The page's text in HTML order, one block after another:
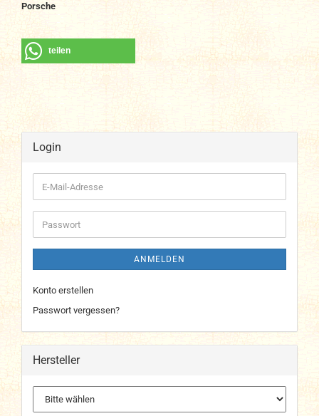
Porsche
teilen
Login
E-
Mail-
Adresse
Passwort
ANMELDEN
Konto erstellen
Passwort vergessen?
Hersteller